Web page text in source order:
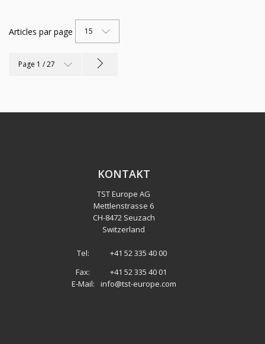
Articles par page 15
Page 1 / 27
KONTAKT
TST Europe AG
Mettlenstrasse 6
CH-8472 Seuzach
Switzerland
Tel:
+41 52 335 40 00
Fax:
+41 52 335 40 01
E-Mail:
info@tst-europe.com